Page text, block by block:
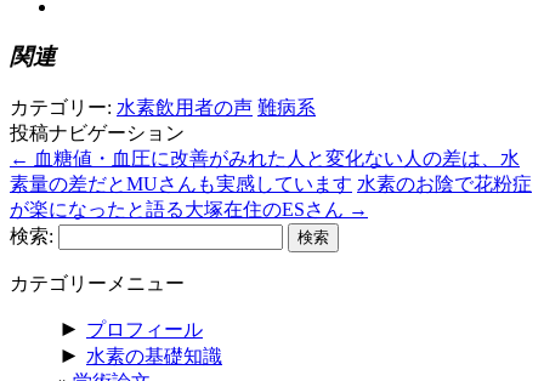
関連
カテゴリー: 水素飲用者の声 難病系
投稿ナビゲーション
← 血糖値・血圧に改善がみれた人と変化ない人の差は、水
素量の差だとMUさんも実感しています 水素のお陰で花粉症
が楽になったと語る大塚在住のESさん →
検索:
カテゴリーメニュー
► プロフィール
► 水素の基礎知識